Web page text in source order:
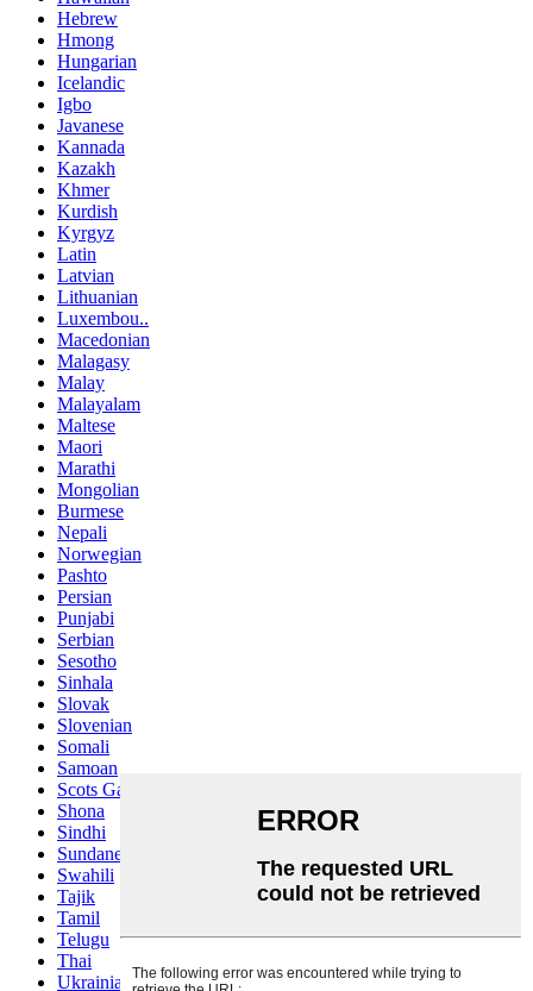
Hebrew
Hmong
Hungarian
Icelandic
Igbo
Javanese
Kannada
Kazakh
Khmer
Kurdish
Kyrgyz
Latin
Latvian
Lithuanian
Luxembou..
Macedonian
Malagasy
Malay
Malayalam
Maltese
Maori
Marathi
Mongolian
Burmese
Nepali
Norwegian
Pashto
Persian
Punjabi
Serbian
Sesotho
Sinhala
Slovak
Slovenian
Somali
Samoan
Scots Gaelic
Shona
Sindhi
Sundanese
Swahili
Tajik
Tamil
Telugu
Thai
Ukrainian